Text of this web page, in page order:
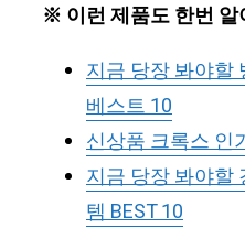
※ 이런 제품도 한번 알
지금 당장 봐야할
베스트 10
신상품 크록스 인
지금 당장 봐야할
템 BEST 10